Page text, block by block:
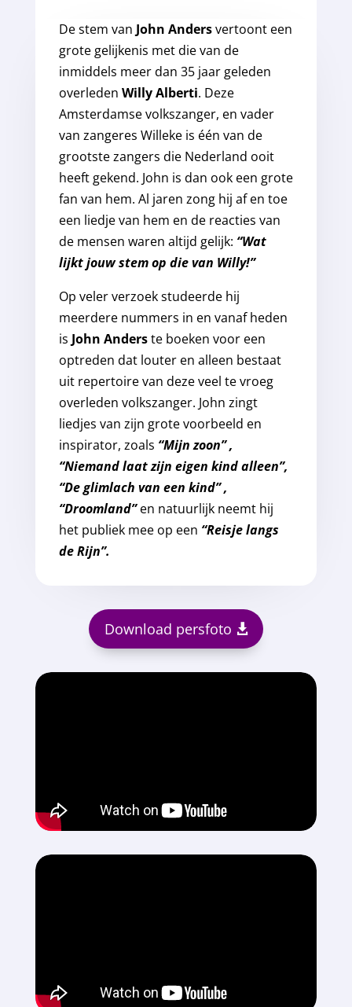
De stem van John Andersvertoont een
grote gelijkenis met die van de
inmiddels meer dan 35 jaar geleden
overleden Willy Alberti. Deze
Amsterdamse volkszanger, en vader
van zangeres Willeke is één van de
grootste zangers die Nederland ooit
heeft gekend. John is dan ook een grote
fan van hem. Al jaren zong hij af en toe
een liedje van hem en de reacties van
de mensen waren altijd gelijk: “Wat
lijkt jouw stem op die van Willy!”
Op veler verzoek studeerde hij
meerdere nummers in en vanaf heden
is John Anderste boeken voor een
optreden dat louter en alleen bestaat
uit repertoire van deze veel te vroeg
overleden volkszanger. John zingt
liedjes van zijn grote voorbeeld en
inspirator, zoals “Mijn zoon” ,
“Niemand laat zijn eigen kind alleen”,
“De glimlach van een kind” ,
“Droomland”en natuurlijk neemt hij
het publiek mee op een “Reisje langs
de Rijn”.
Download persfoto